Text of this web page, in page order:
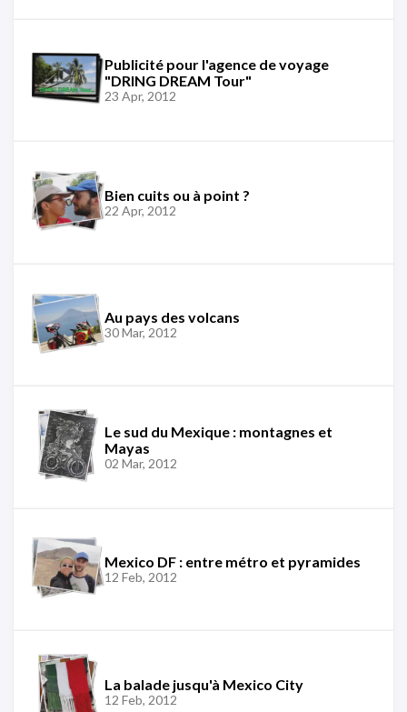
Publicité pour l'agence de voyage
"DRING DREAM Tour"
23 Apr, 2012
Bien cuits ou à point ?
22 Apr, 2012
Au pays des volcans
30 Mar, 2012
Le sud du Mexique : montagnes et
Mayas
02 Mar, 2012
Mexico DF : entre métro et pyramides
12 Feb, 2012
La balade jusqu'à Mexico City
12 Feb, 2012